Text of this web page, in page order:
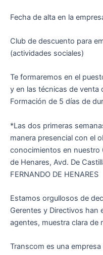
Fecha de alta en la
Club de descuento para
(actividades sociales)
Te formaremos en el
y en las técnicas de venta
Formación de 5 días de
*Las dos primeras
manera presencial con el
conocimientos en nuestro
de Henares, Avd. De
FERNANDO DE HENARES
Estamos orgullosos de
Gerentes y Directivos han
agentes, muestra clara de
Transcom es una